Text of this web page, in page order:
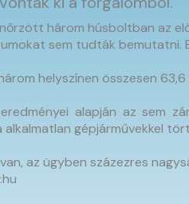
három húsboltban az
sem tudták
három helyszínen összesen
alapján az sem
alkalmatlan gépjárművekkel
az ügyben százezres